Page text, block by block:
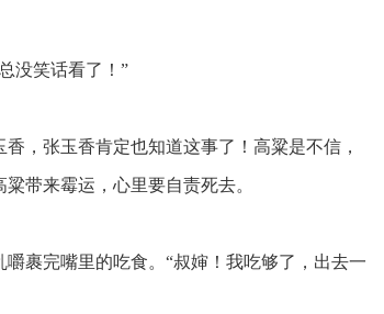
没笑话看了！”
，张玉香肯定也知道这事了！高粱是不信，
带来霉运，心里要自责死去。
裹完嘴里的吃食。“叔婶！我吃够了，出去一